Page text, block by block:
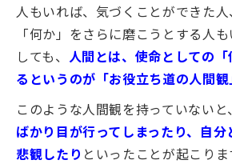
人もいれば、気づくことができた
「何か」をさらに磨こうとする人
しても、 人間とは、使命としての
るというのが「お役立ち道の人間観
このような人間観を持っていないと、
ばかり目が行ってしまったり、自
悲観したり といったことが起こりま